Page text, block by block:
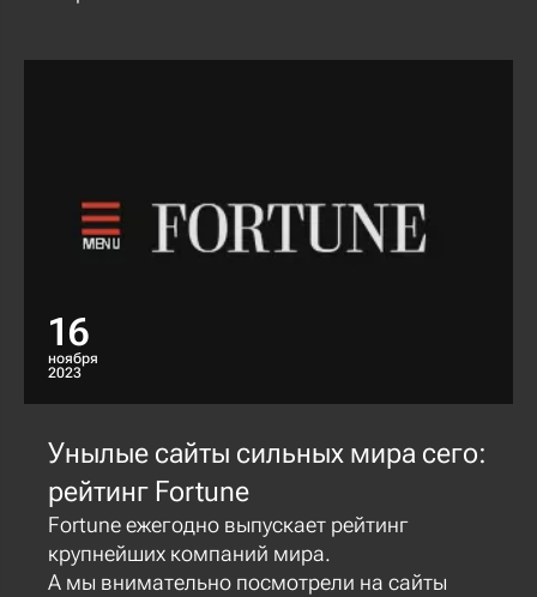
16
ноября
2023
Унылые сайты сильных мира сего:
рейтинг Fortune
Fortune ежегодно выпускает рейтинг
крупнейших компаний мира.
А мы внимательно посмотрели на сайты